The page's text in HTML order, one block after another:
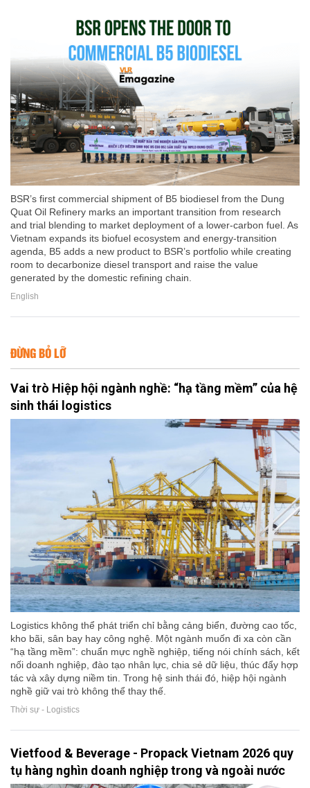
BSR’s first commercial shipment of B5 biodiesel from the Dung
Quat Oil Refinery marks an important transition from research
and trial blending to market deployment of a lower-carbon fuel. As
Vietnam expands its biofuel ecosystem and energy-transition
agenda, B5 adds a new product to BSR’s portfolio while creating
room to decarbonize diesel transport and raise the value
generated by the domestic refining chain.
English
ĐỪNG BỎ LỠ
Vai trò Hiệp hội ngành nghề: “hạ tầng mềm” của hệ
sinh thái logistics
Logistics không thể phát triển chỉ bằng cảng biển, đường cao tốc,
kho bãi, sân bay hay công nghệ. Một ngành muốn đi xa còn cần
“hạ tầng mềm”: chuẩn mực nghề nghiệp, tiếng nói chính sách, kết
nối doanh nghiệp, đào tạo nhân lực, chia sẻ dữ liệu, thúc đẩy hợp
tác và xây dựng niềm tin. Trong hệ sinh thái đó, hiệp hội ngành
nghề giữ vai trò không thể thay thế.
Thời sự - Logistics
Vietfood & Beverage - Propack Vietnam 2026 quy
tụ hàng nghìn doanh nghiệp trong và ngoài nước